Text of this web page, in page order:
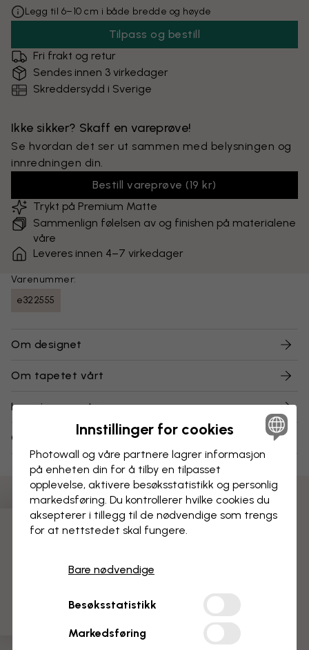
Legg til 6–10 cm i både bredde og høyde
Tilpass og bestill
Fri frakt og retur
Sendes innen 3 virkedager
Skreddersydd i Sverige
Ikke sikker? Skaff en vareprøve!
Se hvordan det ser ut sammen med belysningen og
innredningen din.
Bestill vareprøve (19 kr)
Trykt på Premium Matte
Sammenlign følelsen av og finishen på materialene
våre
Leveres innen 4–7 virkedager
Varenummer:
e322555
Om designet
Om tapetet vårt
Levering og retur
Om våre vareprøverInnstillinger for cookies
Photowall og våre partnere lagrer informasjon
på enheten din for å tilby en tilpasset
opplevelse, aktivere besøks­statistikk og personlig
markedsføring. Du kontrollerer hvilke cookies du
aksepterer i tillegg til de nødvendige som trengs
for at nettstedet skal fungere.
Bare nødvendige
Besøksstatistikk
Markedsføring